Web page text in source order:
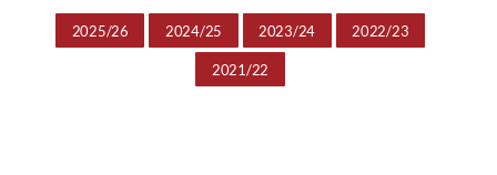
2025/26 2024/25 2023/24 2022/23
2021/22